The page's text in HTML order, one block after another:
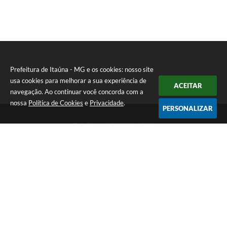
Prefeitura de Itaúna - MG e os cookies: nosso site
usa cookies para melhorar a sua experiência de
navegação. Ao continuar você concorda com a
nossa Política de Cookies e Privacidade.
ACEITAR
PERSONALIZAR
Telefone: (37) 3249-9500